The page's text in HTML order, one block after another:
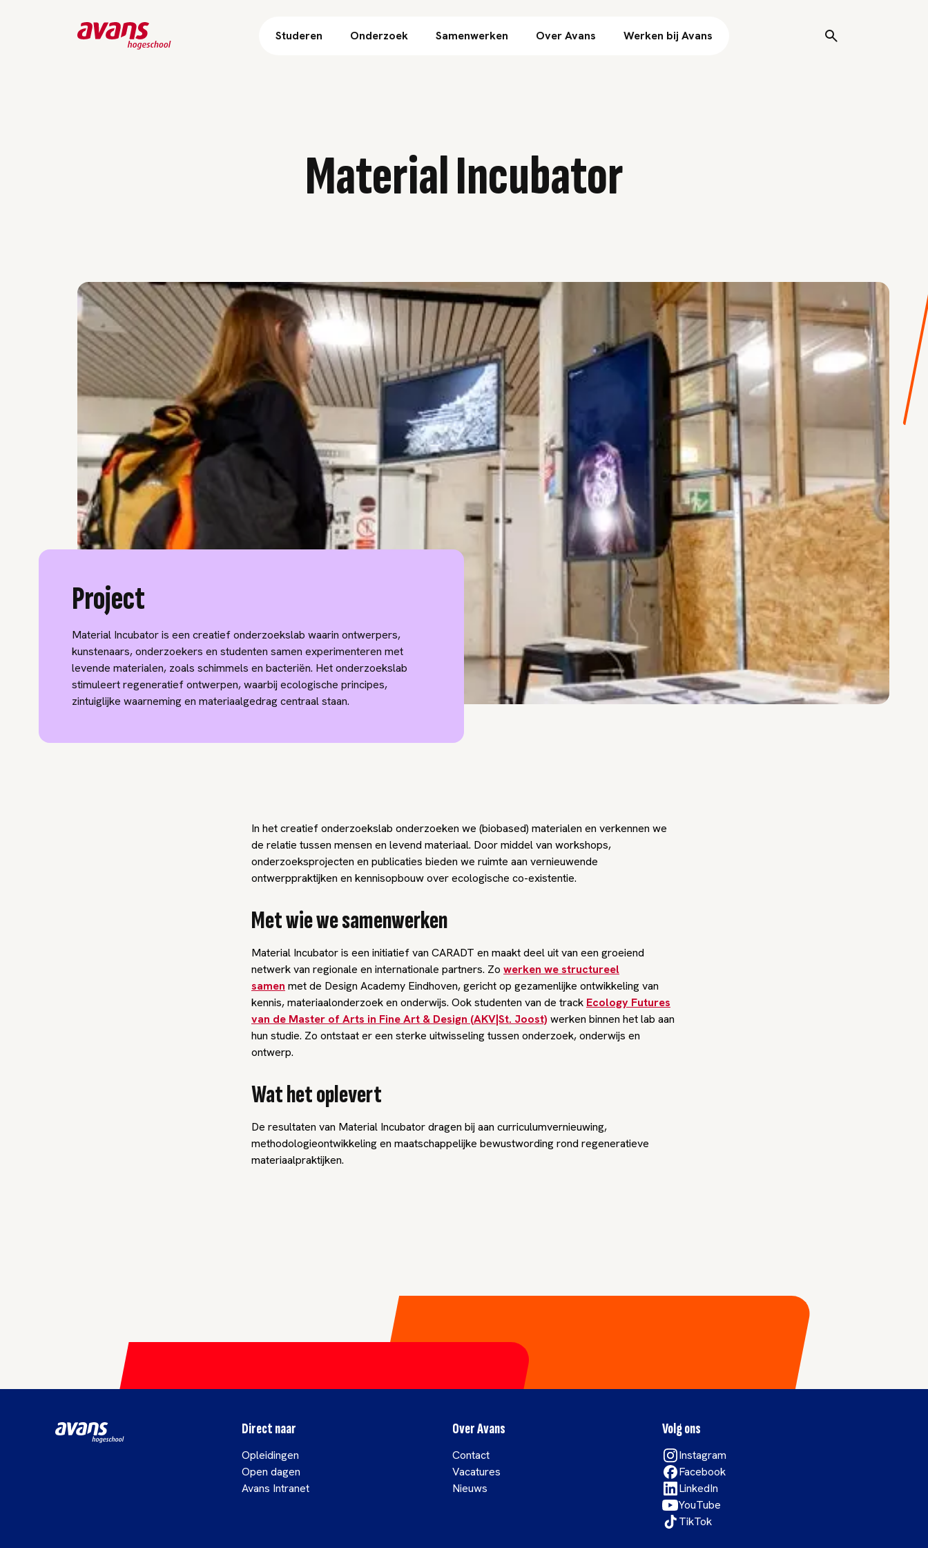
Direct naar inhoud
Studeren Onderzoek Samenwerken Over Avans Werken bij Avans
Material Incubator
Project
Material Incubator is een creatief onderzoekslab waarin ontwerpers,
kunstenaars, onderzoekers en studenten samen experimenteren met
levende materialen, zoals schimmels en bacteriën. Het onderzoekslab
stimuleert regeneratief ontwerpen, waarbij ecologische principes,
zintuiglijke waarneming en materiaalgedrag centraal staan.
In het creatief onderzoekslab onderzoeken we (biobased) materialen en verkennen we
de relatie tussen mensen en levend materiaal. Door middel van workshops,
onderzoeksprojecten en publicaties bieden we ruimte aan vernieuwende
ontwerppraktijken en kennisopbouw over ecologische co-existentie.
Met wie we samenwerken
Material Incubator is een initiatief van CARADT en maakt deel uit van een groeiend
netwerk van regionale en internationale partners. Zo werken we structureel
samen met de Design Academy Eindhoven, gericht op gezamenlijke ontwikkeling van
kennis, materiaalonderzoek en onderwijs. Ook studenten van de track Ecology Futures
van de Master of Arts in Fine Art & Design (AKV|St. Joost) werken binnen het lab aan
hun studie. Zo ontstaat er een sterke uitwisseling tussen onderzoek, onderwijs en
ontwerp.
Wat het oplevert
De resultaten van Material Incubator dragen bij aan curriculumvernieuwing,
methodologieontwikkeling en maatschappelijke bewustwording rond regeneratieve
materiaalpraktijken.
Direct naar
Opleidingen
Open dagen
Avans Intranet
Over Avans
Contact
Vacatures
Nieuws
Volg ons
Instagram
Facebook
LinkedIn
YouTube
TikTok